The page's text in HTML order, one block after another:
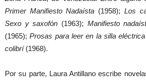
Primer Manifiesto Nadaísta (1958); Los
Sexo y saxofón (1963); Manifiesto
(1965);Prosas para leer en la silla
colibrí(1968).
Por su parte, Laura Antillano escribe